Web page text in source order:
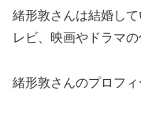
緒形敦さんは結婚し
レビ、映画やドラマ
緒形敦さんのプロフィ